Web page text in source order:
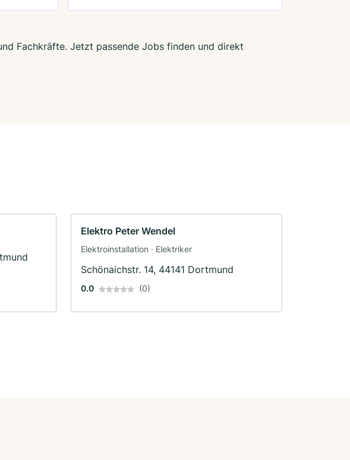
Fachkräfte. Jetzt passende Jobs finden und direkt
Elektro Peter Wendel
Elektroinstallation · Elektriker
Schönaichstr. 14, 44141 Dortmund
0.0 (0)